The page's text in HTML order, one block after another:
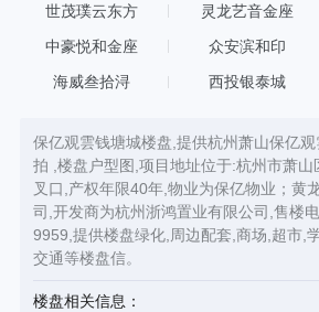
世茂璞云东方 灵龙艺音金座
中豪悦和金座 众安滨和印
海威叁拾浔 西投银泰城
保亿观雲钱塘城楼盘,提供杭州萧山保亿
拍 ,楼盘户型图,项目地址位于:杭州市萧山
叉口,产权年限40年,物业为保亿物业；黄
司,开发商为杭州浙鸿置业有限公司,售楼
9959,提供楼盘绿化,周边配套,商场,超市,
交通等楼盘信。
楼盘相关信息：